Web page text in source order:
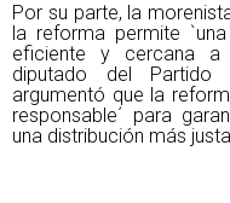
Por su parte, la
la reforma permite
eficiente y cercana a
diputado del Partido
argumentó que la
responsable´ para
una distribución más